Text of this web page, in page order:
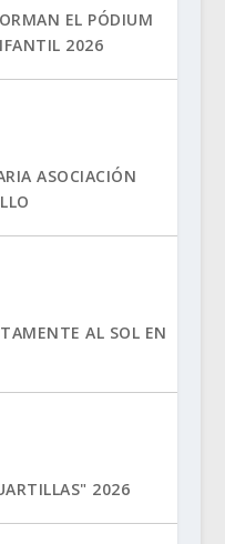
EL PÓDIUM
2026
ASOCIACIÓN
AL SOL EN
2026